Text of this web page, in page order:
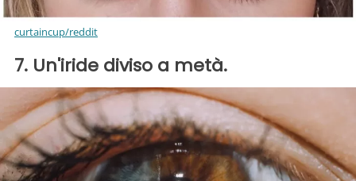
curtaincup/reddit
7. Un'iride diviso a metà.